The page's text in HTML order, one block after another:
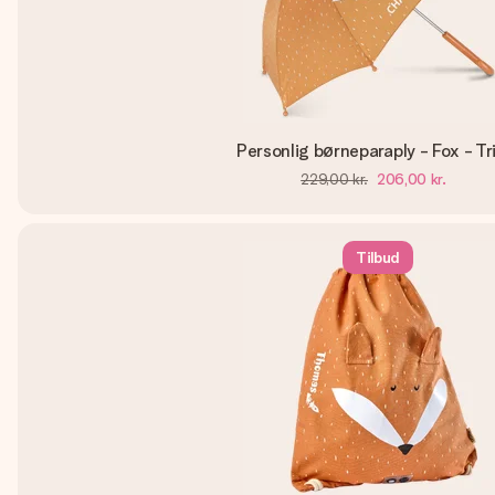
Personlig børneparaply - Fox -
229,00 kr. 206,00 kr.
Tilbud